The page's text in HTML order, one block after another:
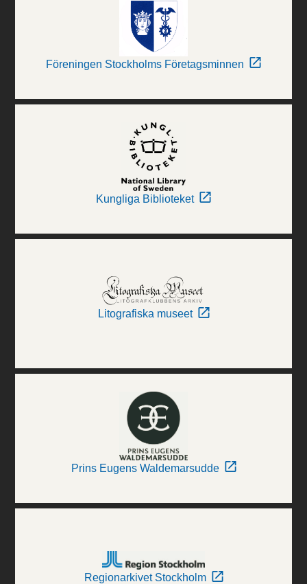
Föreningen Stockholms Företagsminnen
Kungliga Biblioteket
Litografiska museet
Prins Eugens Waldemarsudde
Regionarkivet Stockholm